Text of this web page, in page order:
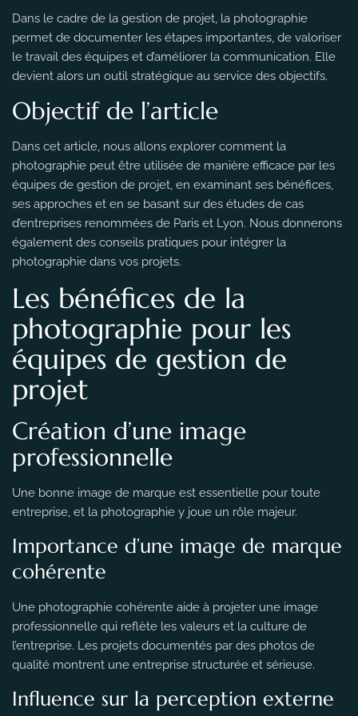
Dans le cadre de la gestion de projet, la photographie
permet de documenter les étapes importantes, de valoriser
le travail des équipes et d’améliorer la communication. Elle
devient alors un outil stratégique au service des objectifs.
Objectif de l’article
Dans cet article, nous allons explorer comment la
photographie peut être utilisée de manière efficace par les
équipes de gestion de projet, en examinant ses bénéfices,
ses approches et en se basant sur des études de cas
d’entreprises renommées de Paris et Lyon. Nous donnerons
également des conseils pratiques pour intégrer la
photographie dans vos projets.
Les bénéfices de la
photographie pour les
équipes de gestion de
projet
Création d’une image
professionnelle
Une bonne image de marque est essentielle pour toute
entreprise, et la photographie y joue un rôle majeur.
Importance d’une image de marque
cohérente
Une photographie cohérente aide à projeter une image
professionnelle qui reflète les valeurs et la culture de
l’entreprise. Les projets documentés par des photos de
qualité montrent une entreprise structurée et sérieuse.
Influence sur la perception externe